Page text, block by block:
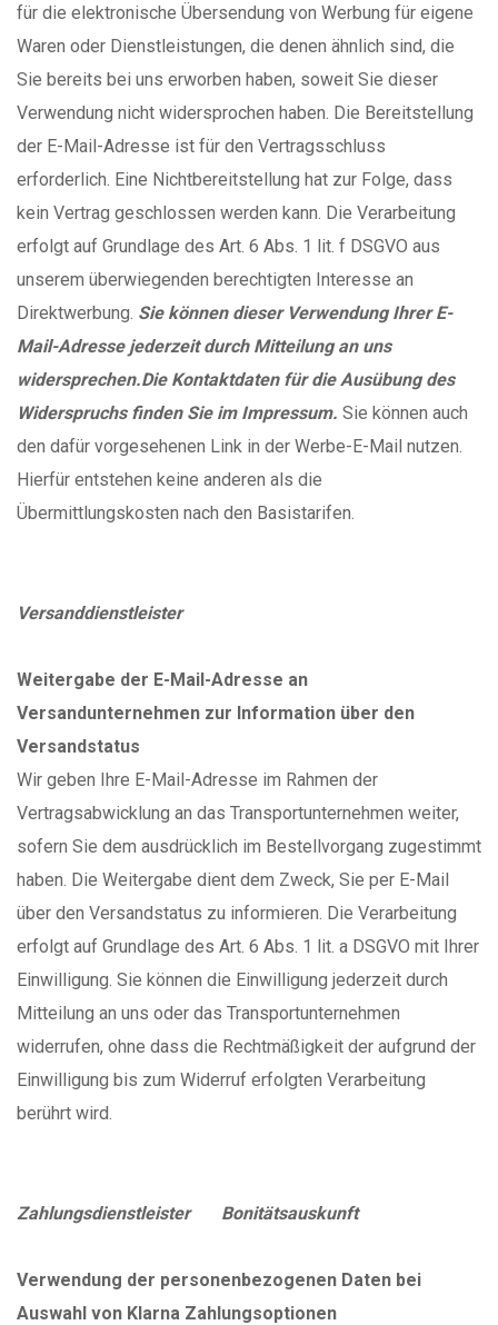
für die elektronische Übersendung von Werbung für eigene
Waren oder Dienstleistungen, die denen ähnlich sind, die
Sie bereits bei uns erworben haben, soweit Sie dieser
Verwendung nicht widersprochen haben. Die Bereitstellung
der E-Mail-Adresse ist für den Vertragsschluss
erforderlich. Eine Nichtbereitstellung hat zur Folge, dass
kein Vertrag geschlossen werden kann. Die Verarbeitung
erfolgt auf Grundlage des Art. 6 Abs. 1 lit. f DSGVO aus
unserem überwiegenden berechtigten Interesse an
Direktwerbung. Sie können dieser Verwendung Ihrer E-
Mail-Adresse jederzeit durch Mitteilung an uns
widersprechen.Die Kontaktdaten für die Ausübung des
Widerspruchs finden Sie im Impressum. Sie können auch
den dafür vorgesehenen Link in der Werbe-E-Mail nutzen.
Hierfür entstehen keine anderen als die
Übermittlungskosten nach den Basistarifen.
Versanddienstleister
Weitergabe der E-Mail-Adresse an
Versandunternehmen zur Information über den
Versandstatus
Wir geben Ihre E-Mail-Adresse im Rahmen der
Vertragsabwicklung an das Transportunternehmen weiter,
sofern Sie dem ausdrücklich im Bestellvorgang zugestimmt
haben. Die Weitergabe dient dem Zweck, Sie per E-Mail
über den Versandstatus zu informieren. Die Verarbeitung
erfolgt auf Grundlage des Art. 6 Abs. 1 lit. a DSGVO mit Ihrer
Einwilligung. Sie können die Einwilligung jederzeit durch
Mitteilung an uns oder das Transportunternehmen
widerrufen, ohne dass die Rechtmäßigkeit der aufgrund der
Einwilligung bis zum Widerruf erfolgten Verarbeitung
berührt wird.
Zahlungsdienstleister Bonitätsauskunft
Verwendung der personenbezogenen Daten bei
Auswahl von Klarna Zahlungsoptionen